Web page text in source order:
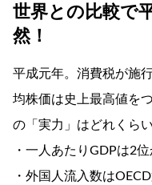
世界との比較で
然！
平成元年。消費税が施
均株価は史上最高値を
の「実力」はどれくら
・一人あたりGDPは2
・外国人流入数は